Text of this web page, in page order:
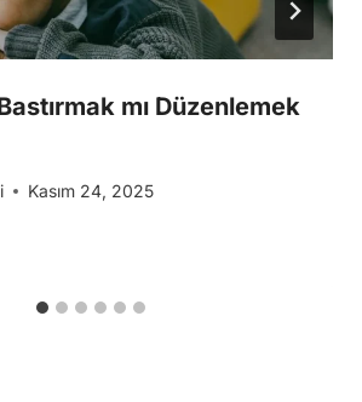
mı Düzenlemek
Kasım 24, 2025